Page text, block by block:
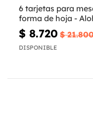
6 tarjetas para
forma de hoja -
$ 8.720 $
DISPONIBLE